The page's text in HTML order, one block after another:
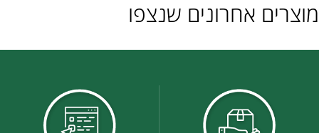
מוצרים אחרונים שנצפו